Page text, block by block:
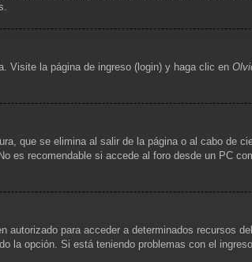
Visite la página de ingreso (login) y haga clic en
que se elimina al salir de la página o al cabo de
es recomendable si accede al foro desde un PC
para acceder a determinados recursos
la opción. Si está teniendo problemas con el